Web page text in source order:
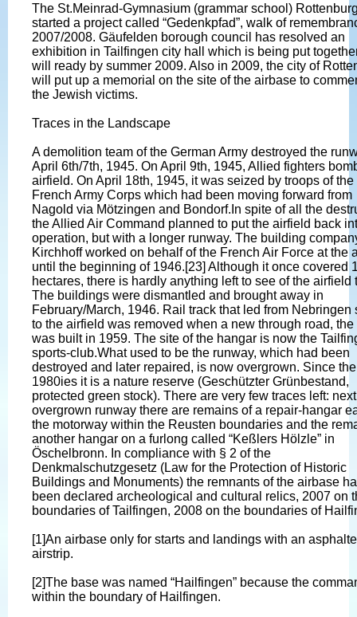
The St.Meinrad-Gymnasium (grammar school)
started a project called “Gedenkpfad”, walk of
2007/2008. Gäufelden borough council has resolved an
exhibition in Tailfingen city hall which is being put
will ready by summer 2009. Also in 2009, the city of
will put up a memorial on the site of the airbase to
the Jewish victims.
Traces in the Landscape
A demolition team of the German Army destroyed the
April 6th/7th, 1945. On April 9th, 1945, Allied fighters
airfield. On April 18th, 1945, it was seized by troops of the
French Army Corps which had been moving forward from
Nagold via Mötzingen and Bondorf.In spite of all the
the Allied Air Command planned to put the airfield back
operation, but with a longer runway. The building
Kirchhoff worked on behalf of the French Air Force at the
until the beginning of 1946.[23] Although it once covered
hectares, there is hardly anything left to see of the airfield
The buildings were dismantled and brought away in
February/March, 1946. Rail track that led from Nebringen
to the airfield was removed when a new through road, the
was built in 1959. The site of the hangar is now the
sports-club.What used to be the runway, which had been
destroyed and later repaired, is now overgrown. Since the
1980ies it is a nature reserve (Geschützter Grünbestand,
protected green stock). There are very few traces left:
overgrown runway there are remains of a repair-hangar
the motorway within the Reusten boundaries and the
another hangar on a furlong called “Keßlers Hölzle” in
Öschelbronn. In compliance with § 2 of the
Denkmalschutzgesetz (Law for the Protection of Historic
Buildings and Monuments) the remnants of the airbase
been declared archeological and cultural relics, 2007 on
boundaries of Tailfingen, 2008 on the boundaries of
[1]An airbase only for starts and landings with an
airstrip.
[2]The base was named “Hailfingen” because the
within the boundary of Hailfingen.